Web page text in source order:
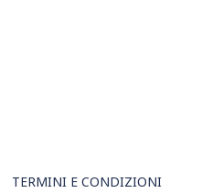
TERMINI E CONDIZIONI